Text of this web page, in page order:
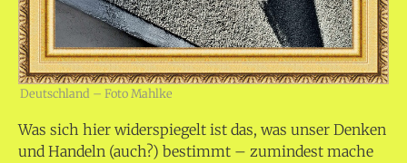
Deutschland – Foto Mahlke
Was sich hier widerspiegelt ist das, was unser Denken
und Handeln (auch?) bestimmt – zumindest mache